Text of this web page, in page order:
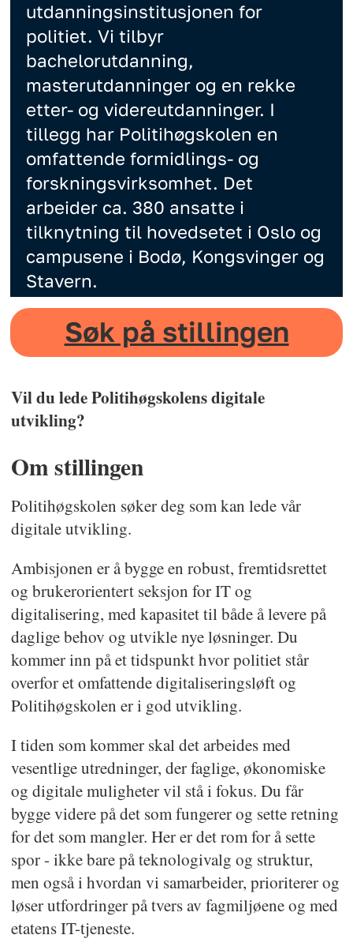
utdanningsinstitusjonen for
politiet. Vi tilbyr
bachelorutdanning,
masterutdanninger og en rekke
etter- og videreutdanninger. I
tillegg har Politihøgskolen en
omfattende formidlings- og
forskningsvirksomhet. Det
arbeider ca. 380 ansatte i
tilknytning til hovedsetet i Oslo og
campusene i Bodø, Kongsvinger og
Stavern.
Søk på stillingen
Vil du lede Politihøgskolens digitale
utvikling?
Om stillingen
Politihøgskolen søker deg som kan lede vår
digitale utvikling.
Ambisjonen er å bygge en robust, fremtidsrettet
og brukerorientert seksjon for IT og
digitalisering, med kapasitet til både å levere på
daglige behov og utvikle nye løsninger. Du
kommer inn på et tidspunkt hvor politiet står
overfor et omfattende digitaliseringsløft og
Politihøgskolen er i god utvikling.
I tiden som kommer skal det arbeides med
vesentlige utredninger, der faglige, økonomiske
og digitale muligheter vil stå i fokus. Du får
bygge videre på det som fungerer og sette retning
for det som mangler. Her er det rom for å sette
spor - ikke bare på teknologivalg og struktur,
men også i hvordan vi samarbeider, prioriterer og
løser utfordringer på tvers av fagmiljøene og med
etatens IT-tjeneste.